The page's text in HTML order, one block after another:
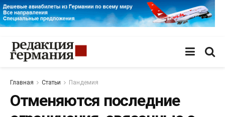
Главная Статьи Пандемия
Отменяются последние